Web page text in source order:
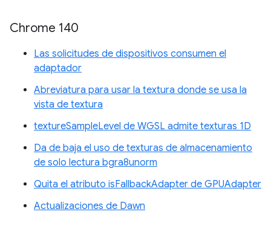
Chrome 140
Las solicitudes de dispositivos consumen el
adaptador
Abreviatura para usar la textura donde se usa la
vista de textura
textureSampleLevel de WGSL admite texturas 1D
Da de baja el uso de texturas de almacenamiento
de solo lectura bgra8unorm
Quita el atributo isFallbackAdapter de GPUAdapter
Actualizaciones de Dawn